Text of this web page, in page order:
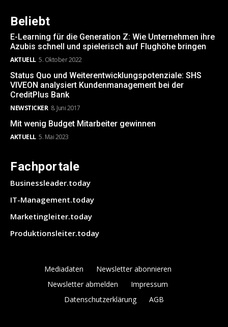
Beliebt
E-Learning für die Generation Z: Wie Unternehmen ihre
Azubis schnell und spielerisch auf Flughöhe bringen
AKTUELL 5. Oktober 2022
Status Quo und Weiterentwicklungspotenziale: SHS
VIVEON analysiert Kundenmanagement bei der
CreditPlus Bank
NEWSTICKER 8. Juni 2017
Mit wenig Budget Mitarbeiter gewinnen
AKTUELL 5. Mai 2023
Fachportale
Businessleader.today
IT-Management.today
Marketingleiter.today
Produktionsleiter.today
Mediadaten
Newsletter abonnieren
Newsletter abmelden
Impressum
Datenschutzerklärung
AGB